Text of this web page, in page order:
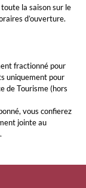
la saison sur le
d’ouverture.
fractionné pour
uniquement pour
de Tourisme (hors
vous confierez
jointe au